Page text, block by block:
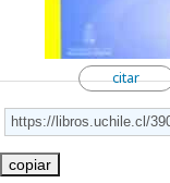
citar
copiar